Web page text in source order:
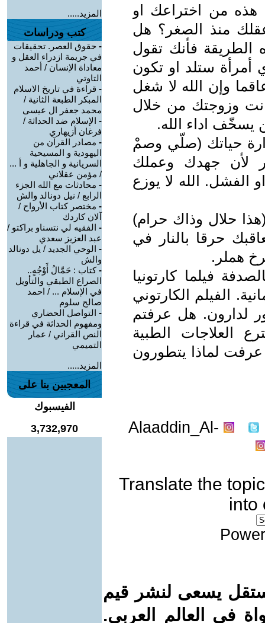
هذه من اختراعك او
منذ الصغر؟ هل
الطريقة فأنك تقول
أمرأة ستلد او تكون
وإن الله لا شغل
وزوجتك من خلال
يسخّف اداء الله.
حياتك (صلّي وصمْ
لأن جهدك وعملك
الفشل. الله لا يوزع
حلال وذاك حرام)
حرقا بالنار في
هملر.
بالصدفة فيلما كارتونيا
الفيلم الكارتوني
لدارون. هل عرفتم
العلاجات الطبية
عرفت لماذا يتطورون
Alaaddin_Al-
Translate the topic
into
يسعى لنشر قيم
في العالم العربي.
المزيد.....
كتب ودراسات
- حقوق العصر. تحقيقات
في جريمة ازدراء العقل و
معاداة الإنسان / أحمد
التاوتي
- قراءة في تاريخ الاسلام
المبكر الطبعة الثانية /
محمد جعفر ال عيسى
- الإسلام ضد الحداثة /
فرغان أزيهاري
- مصادر القرآن من
اليهودية و المسيحية
السريانية و الجاهلية و أ ...
/ مؤمن عقلاني
- محادثات مع الله الجزء
الرابع / نيل دونالد والش
- مختصر كتاب الأرواح /
آلان كاردك
- الفقيه لي نتسناو براكتو /
عبد العزيز سعدي
- الوحي الجديد / يل دونالد
والش
-كتاب : حَمَّالُ أَوْجُهٍ..
الصراع الطبقي والتأويل
في الإسلام ... / احمد
صالح سلوم
- التواصل الحضاري
ومفهوم الحداثة في قراءة
النص القراني / عمار
التميمي
المزيد.....
المعجبين بنا على
الفيسبوك
3,732,970